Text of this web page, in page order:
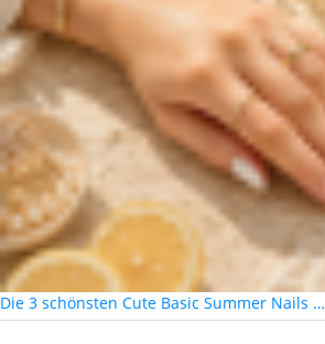
Die 3 schönsten Cute Basic Summer Nails …